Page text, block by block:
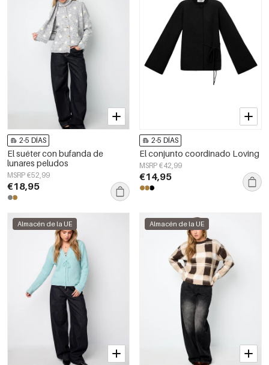
2-5 DÍAS
El suéter con bufanda de
lunares peludos
MSRP €52,99
€18,95
2-5 DÍAS
El conjunto coordinado Loving
MSRP €42,99
€14,95
Almacén de la UE Almacén de la UE